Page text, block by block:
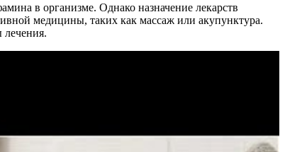
в организме. Однако назначение лекарств
медицины, таких как массаж или акупунктура.
лечения.